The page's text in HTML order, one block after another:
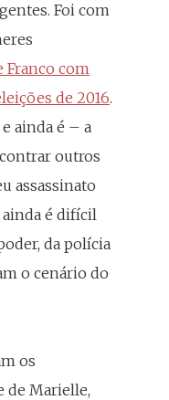
Foi com
Franco com
de 2016.
ainda é – a
outros
assassinato
é difícil
da polícia
o cenário do
os
de Marielle,